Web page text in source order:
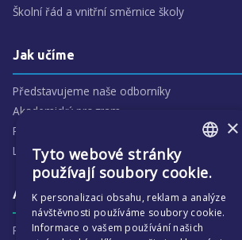
Školní řád a vnitřní směrnice školy
Jak učíme
Představujeme naše odborníky
Akademický program
Předmětové oblasti
Lidé
Aktivity
Proč je ECP tak zajímavé
×
Tyto webové stránky
používají soubory cookie.
K personalizaci obsahu, reklam a analýze
návštěvnosti používáme soubory cookie.
Informace o vašem používání našich